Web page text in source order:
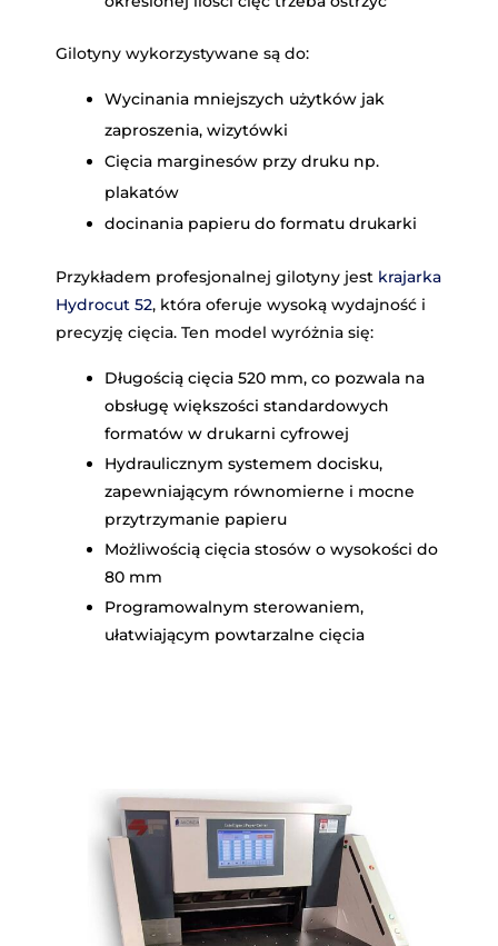
Gilotyny wykorzystywane są do:
Wycinania mniejszych użytków jak
zaproszenia, wizytówki
Cięcia marginesów przy druku np.
plakatów
docinania papieru do formatu drukarki
Przykładem profesjonalnej gilotyny jest krajarka
Hydrocut 52, która oferuje wysoką wydajność i
precyzję cięcia. Ten model wyróżnia się:
Długością cięcia 520 mm, co pozwala na
obsługę większości standardowych
formatów w drukarni cyfrowej
Hydraulicznym systemem docisku,
zapewniającym równomierne i mocne
przytrzymanie papieru
Możliwością cięcia stosów o wysokości do
80 mm
Programowalnym sterowaniem,
ułatwiającym powtarzalne cięcia